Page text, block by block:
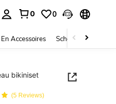
0 0
Accessoires Schoonheid &
bikiniset
(5 Reviews)